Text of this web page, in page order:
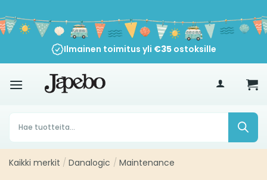
sisältöön
Ilmainen toimitus yli €35ostoksille
Products
search
Kaikki merkit / Danalogic / Maintenance